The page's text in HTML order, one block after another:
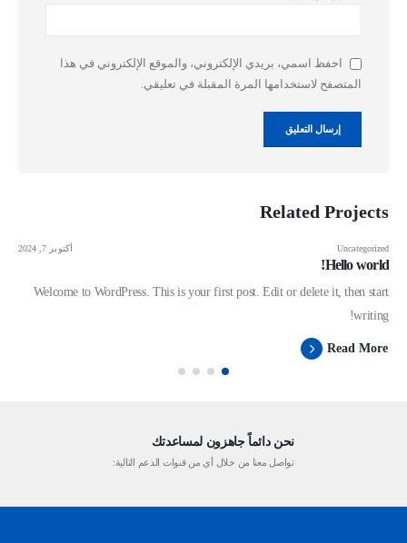
احفظ اسمي، بريدي الإلكتروني، والموقع الإلكتروني في هذا
المتصفح لاستخدامها المرة المقبلة في تعليقي.
Related Projects
Uncategorized أكتوبر 7, 2024
Hello world!
Welcome to WordPress. This is your first post. Edit or delete it, then start
writing!
Read More
نحن دائماً جاهزون لمساعدتك
تواصل معنا من خلال أي من قنوات الدعم التالية: